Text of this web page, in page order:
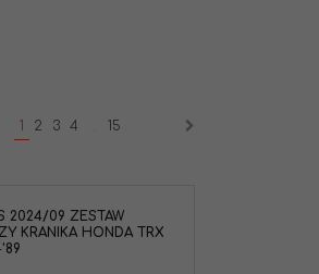
1 2 3 4 15
2024/09 ZESTAW
KRANIKA HONDA TRX